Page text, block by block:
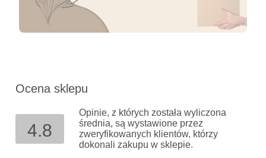
Ocena sklepu
4.8
Opinie, z których została wyliczona
średnia, są wystawione przez
zweryfikowanych klientów, którzy
dokonali zakupu w sklepie.